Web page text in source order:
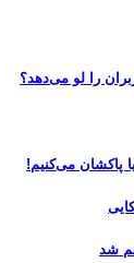
پاکشان می‌کنیم!